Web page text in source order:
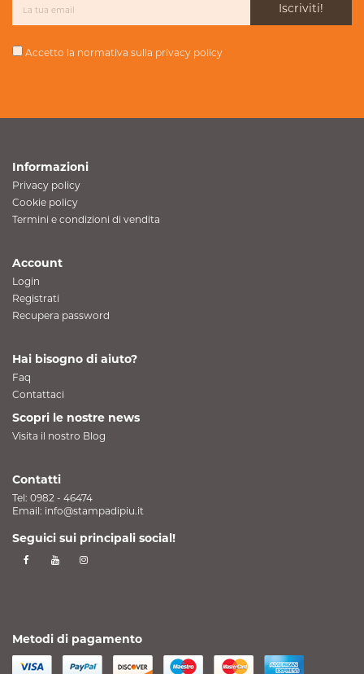
Iscriviti!
Accetto la normativa sulla privacy policy
Informazioni
Privacy policy
Cookie policy
Termini e condizioni di vendita
Account
Login
Registrati
Recupera password
Hai bisogno di aiuto?
Faq
Contattaci
Scopri le nostre news
Visita il nostro Blog
Contatti
Tel: 0982 - 46474
Email: info@stampadipiu.it
Seguici sui principali social!
Metodi di pagamento